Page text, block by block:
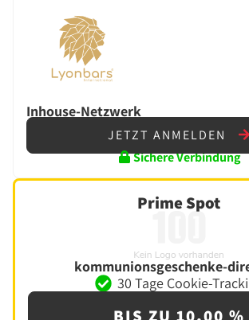
Inhouse-Netzwerk
JETZT ANMELDEN
Sichere Verbindung
Prime Spot
kommunionsgeschenke-
30 Tage Cookie-